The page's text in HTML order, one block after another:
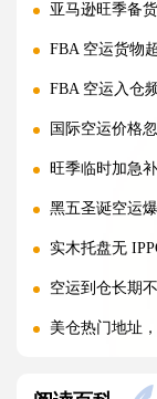
亚马逊旺季备货，
FBA 空运货物超重
FBA 空运入仓频
国际空运价格忽
旺季临时加急补货
黑五圣诞空运爆仓，
实木托盘无 IPPC 标
空运到仓长期不上架
美仓热门地址，空